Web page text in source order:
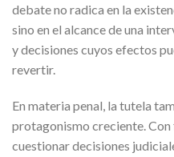
debate no radica en la
sino en el alcance de una
y decisiones cuyos efectos
revertir.
En materia penal, la tutela
protagonismo creciente.
cuestionar decisiones